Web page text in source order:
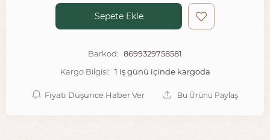
Sepete Ekle
Barkod: 8699329758581
Kargo Bilgisi: 1 iş günü içinde kargoda
Fiyatı Düşünce Haber Ver Bu Ürünü Paylaş